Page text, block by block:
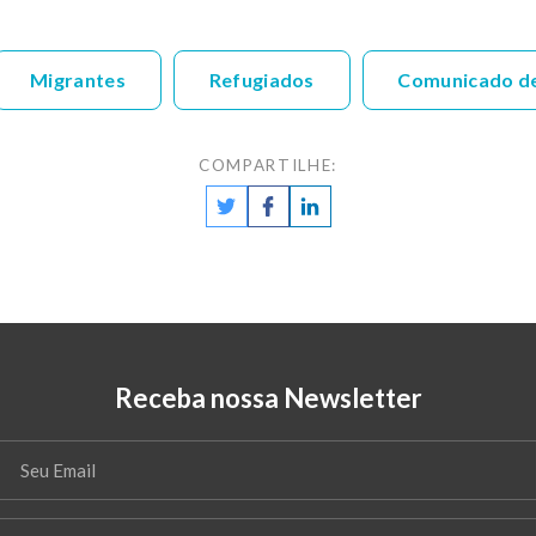
Migrantes Refugiados Comunicado
COMPARTILHE:
Receba nossa Newsletter